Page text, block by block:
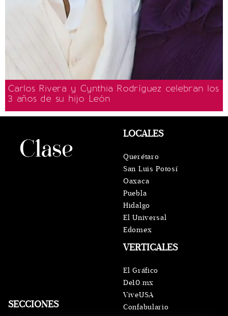
Carlos Rivera y Cynthia Rodríguez celebran los
3 años de su hijo León
SECCIONES
VERTICALES
El Gráfico
De10.mx
ViveUSA
Confabulario
LOCALES
Querétaro
San Luis Potosí
Oaxaca
Puebla
Hidalgo
El Universal
Edomex